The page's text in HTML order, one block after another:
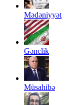
Mədəniyyət
Gənclik
Müsahibə